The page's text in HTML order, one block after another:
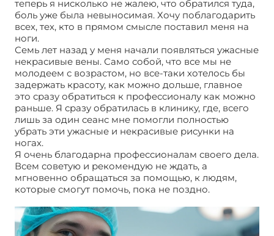
теперь я нисколько не жалею, что обратился туда,
боль уже была невыносимая. Хочу поблагодарить
всех, тех, кто в прямом смысле поставил меня на
ноги.
Семь лет назад у меня начали появляться ужасные
некрасивые вены. Само собой, что все мы не
молодеем с возрастом, но все-таки хотелось бы
задержать красоту, как можно дольше, главное
это сразу обратиться к профессионалу как можно
раньше. Я сразу обратилась в клинику, где, всего
лишь за один сеанс мне помогли полностью
убрать эти ужасные и некрасивые рисунки на
ногах.
Я очень благодарна профессионалам своего дела.
Всем советую и рекомендую не ждать, а
мгновенно обращаться за помощью, к людям,
которые смогут помочь, пока не поздно.